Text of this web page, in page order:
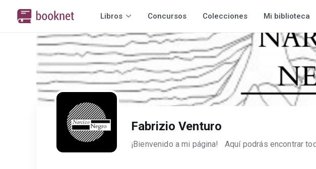
Libros Concursos Colecciones Mi biblioteca
Fabrizio Venturo